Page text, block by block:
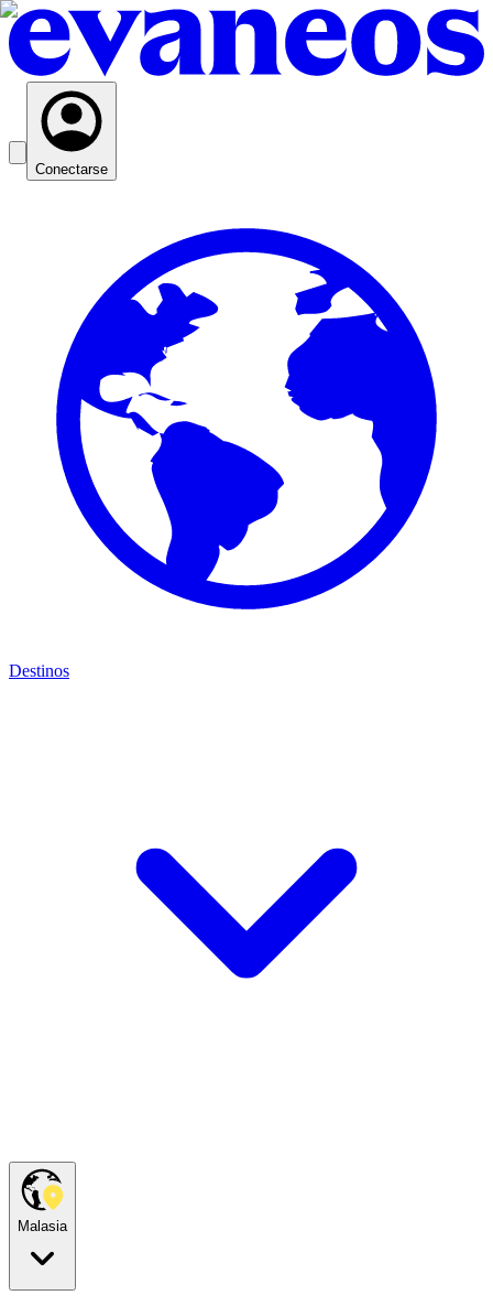
Conectarse
Destinos
Malasia